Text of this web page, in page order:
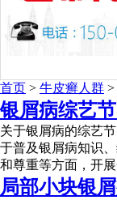
首页 > 牛皮癣人群 >
银屑病综艺节
关于银屑病的综艺
于普及银屑病知识
和尊重等方面，开
局部小块银